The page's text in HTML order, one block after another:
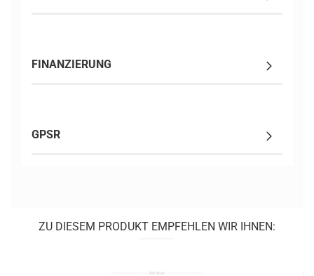
FINANZIERUNG
GPSR
ZU DIESEM PRODUKT EMPFEHLEN WIR IHNEN: